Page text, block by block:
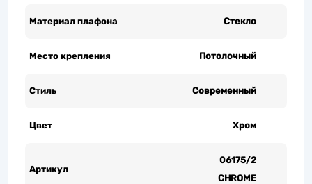
Материал плафона Стекло
Место крепления Потолочный
Стиль Современный
Цвет Хром
Артикул
06175/2
CHROME